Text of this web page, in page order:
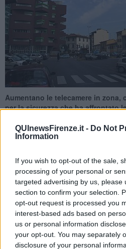
QUInewsFirenze.it - Do Not
Information
If you wish to opt-out of the sale,
processing of your personal or
targeted advertising by us, please
section to confirm your selection.
opt-out request is processed you
interest-based ads based on
us or personal information
your opt-out. You may separately
disclosure of your personal
Aumentano le telecamere in
per la sicurezza che ha affrontato
FIRENZE —Il Comitato per l'ordine e
prefetto Laura Lega ha affrontato i
segnalato recentemente in un'area
prima periferia. In Prefettura è stato
nelle zone della stazione Santa
Cascine e della Fortezza da Basso.
presentano spesso episodi di